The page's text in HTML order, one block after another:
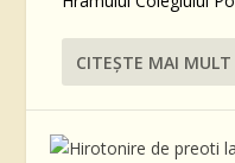
CITEŞTE MAI MULT